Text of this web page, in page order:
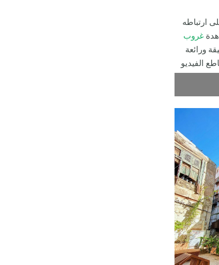
ارتباطه
غروب
ورائعة
الفيديو